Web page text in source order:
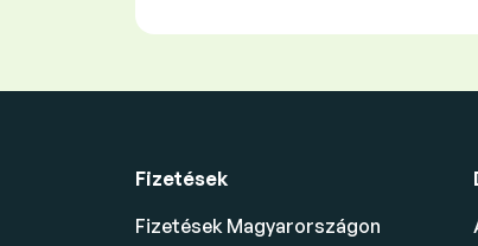
Fizetések
Fizetések Magyarországon